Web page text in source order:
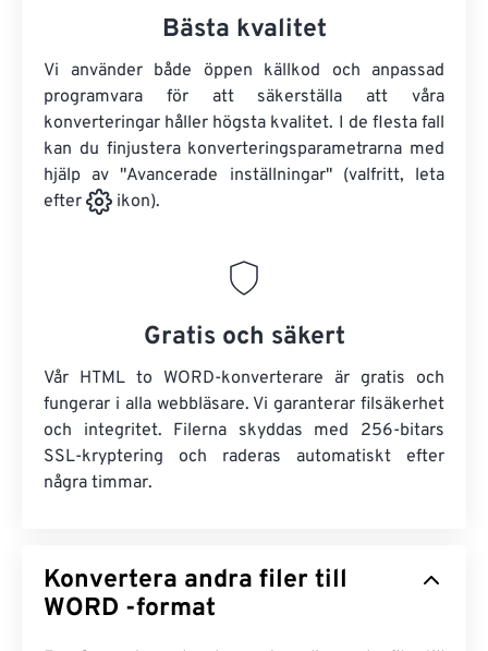
Bästa kvalitet
Vi använder både öppen källkod och anpassad
programvara för att säkerställa att våra
konverteringar håller högsta kvalitet. I de flesta fall
kan du finjustera konverteringsparametrarna med
hjälp av "Avancerade inställningar" (valfritt, leta
efter
ikon).
Gratis och säkert
Vår HTML to WORD-konverterare är gratis och
fungerar i alla webbläsare. Vi garanterar filsäkerhet
och integritet. Filerna skyddas med 256-bitars
SSL-kryptering och raderas automatiskt efter
några timmar.
Konvertera andra filer till
WORD -format